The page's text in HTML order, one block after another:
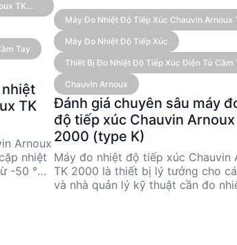
TK
Tay
TK
Arnoux
nhiệt
-50 °C
Máy Đo Nhiệt Độ Tiếp Xúc Chauvin Arnoux
Máy Đo Nhiệt Độ Tiếp Xúc
Thiết Bị Đo Nhiệt Độ Tiếp Xúc Điện Tử Cầm
Chauvin Arnoux
Đánh giá chuyên sâu máy
độ tiếp xúc Chauvin Arnoux
2000 (type K)
Máy đo nhiệt độ tiếp xúc Chauvin
TK 2000 là thiết bị lý tưởng cho
và nhà quản lý kỹ thuật cần đo